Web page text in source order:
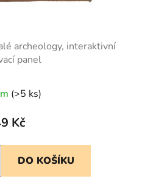
archeology, interaktivní
panel
(>5 ks)
Kč
DO KOŠÍKU